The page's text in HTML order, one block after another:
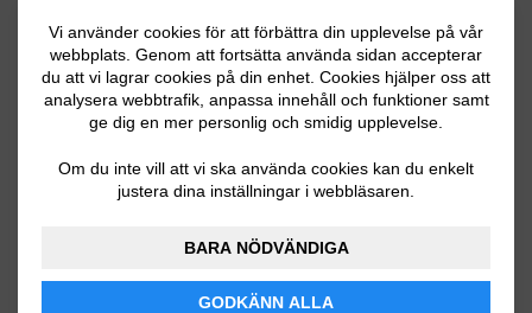
Vi använder cookies för att förbättra din upplevelse på vår
webbplats. Genom att fortsätta använda sidan accepterar
du att vi lagrar cookies på din enhet. Cookies hjälper oss att
analysera webbtrafik, anpassa innehåll och funktioner samt
ge dig en mer personlig och smidig upplevelse.
Om du inte vill att vi ska använda cookies kan du enkelt
justera dina inställningar i webbläsaren.
BARA NÖDVÄNDIGA
GODKÄNN ALLA
Kommuninformation
Kinda kommun i Östergötland har ca 9800
invånare. Det finns väldigt många sjöar och
vattendrag i kommunen och näringslivet
jordbruksnäringen.